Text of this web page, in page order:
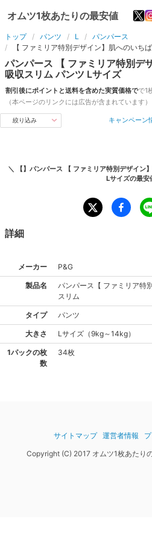
オムツ1枚あたりの最安値
トップ パンツ L
パンパース
【 ファミリア特別デザイン】肌へのいち
パンパース
【 ファミリア特別デ
吸収スリム パンツ Lサイズ
割引後にポイントと送料を含めた実質価格でで1
（本ページのリンクには広告が含まれています）
絞り込み キャンペーン
＼
【】パンパース 【 ファミリア特別デザイン
Lサイズの最安
詳細
メーカー P&G
製品名 パンパース 【 ファミリア
スリム
タイプ パンツ
大きさ Lサイズ （9kg～14kg）
1パックの枚
数
34枚
サイトマップ 運営者情報
Copyright (C) 2017 オムツ1枚あたり